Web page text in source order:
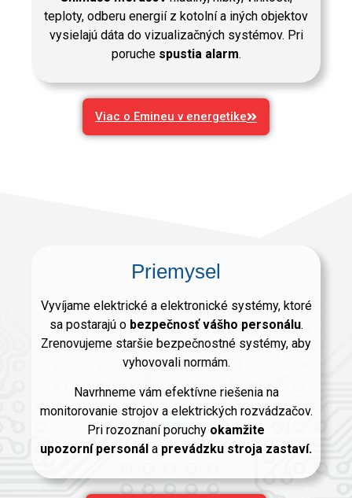
teploty, odberu energií z kotolní a iných objektov
vysielajú dáta do vizualizačných systémov. Pri
poruchespustia alarm.
Viac o Emineu v energetike
Priemysel
Vyvíjame elektrické a elektronické systémy, ktoré
sa postarajú o bezpečnosť vášho personálu.
Zrenovujeme staršie bezpečnostné systémy, aby
vyhovovali normám.
Navrhneme vám efektívne riešenia na
monitorovanie strojov a elektrických rozvádzačov.
Pri rozoznaní poruchy okamžite
upozorní personál a prevádzku stroja zastaví.